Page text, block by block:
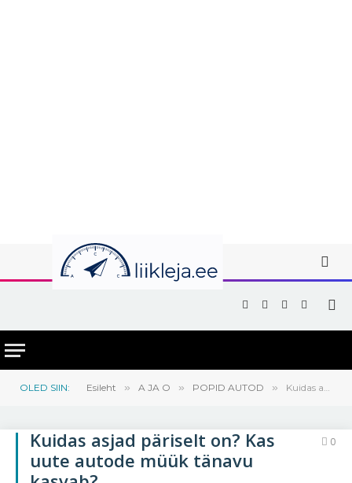
Facebook
X
(Twitter)
Instagram
YouTube
OLED SIIN: Esileht » A JA O » POPID AUTOD » Kuidas asjad päriselt on? Kas uute autode müük tänavu kasvab?
Kuidas asjad päriselt on? Kas
uute autode müük tänavu
0